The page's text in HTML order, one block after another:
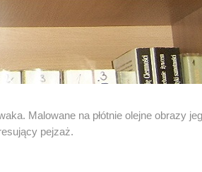
Malowane na płótnie olejne obrazy
pejzaż.